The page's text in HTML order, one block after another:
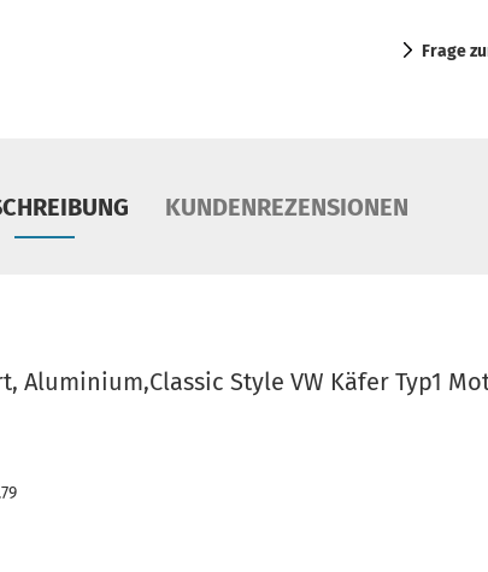
Frage
KUNDENREZENSIONEN
Aluminium,Classic Style VW Käfer Typ1